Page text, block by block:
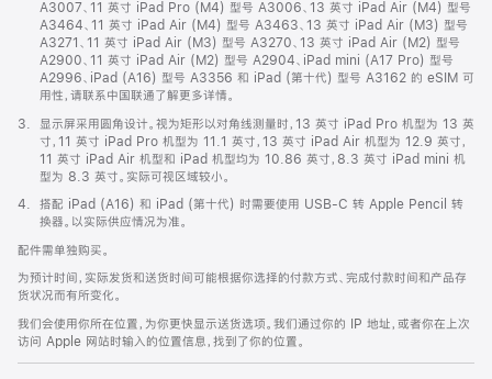
A3007、11 英寸 iPad Pro (M4) 型号 A3006、13 英寸 iPad Air (M4) 型号
A3464、11 英寸 iPad Air (M4) 型号 A3463、13 英寸 iPad Air (M3) 型号
A3271、11 英寸 iPad Air (M3) 型号 A3270、13 英寸 iPad Air (M2) 型号
A2900、11 英寸 iPad Air (M2) 型号 A2904、iPad mini (A17 Pro) 型号
A2996、iPad (A16) 型号 A3356 和 iPad (第十代) 型号 A3162 的 eSIM 可
用性，请联系中国联通了解更多详情。
脚
3.
显示屏采用圆角设计。视为矩形以对角线测量时，13 英寸 iPad Pro 机型为 13 英
寸，11 英寸 iPad Pro 机型为 11.1 英寸，13 英寸 iPad Air 机型为 12.9 英寸，
11 英寸 iPad Air 机型和 iPad 机型均为 10.86 英寸，8.3 英寸 iPad mini 机
型为 8.3 英寸。实际可视区域较小。
脚
4.
搭配 iPad (A16) 和 iPad (第十代) 时需要使用 USB-C 转 Apple Pencil 转
换器。以实际供应情况为准。
配件需单独购买。
为预计时间，实际发货和送货时间可能根据你选择的付款方式、完成付款时间和产品存
货状况而有所变化。
我们会使用你所在位置，为你更快显示送货选项。我们通过你的 IP 地址，或者你在上次
访问 Apple 网站时输入的位置信息，找到了你的位置。